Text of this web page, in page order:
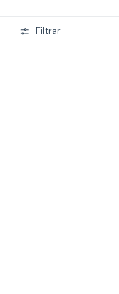
Filtrar